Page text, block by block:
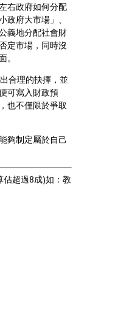
右政府如何分配
府大市場」、
義地分配社會財
定市場，同時沒
。
合理的抉擇，並
可寫入財政預
也不僅限於爭取
夠制定屬於自己
超過8成)如：教